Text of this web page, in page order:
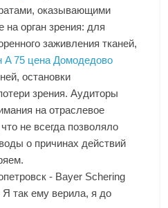
оказывающими
на орган зрения: для
заживления тканей,
A 75 цена Домодедово
остановки
зрения. Аудиторы
на отраслевое
не всегда позволяло
о причинах действий
- Bayer Schering
так ему верила, я до